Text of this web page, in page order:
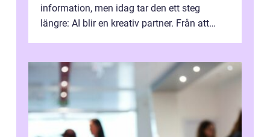
information, men idag tar den ett steg
längre: AI blir en kreativ partner. Från att